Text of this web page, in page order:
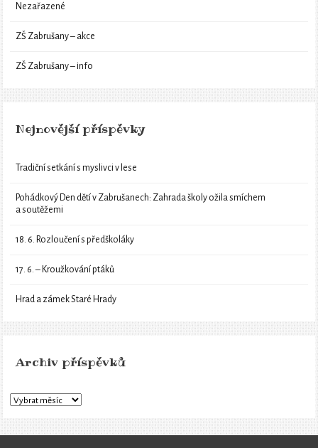
Nezařazené
ZŠ Zabrušany – akce
ZŠ Zabrušany – info
Nejnovější příspěvky
Tradiční setkání s myslivci v lese
Pohádkový Den dětí v Zabrušanech: Zahrada školy ožila smíchem
a soutěžemi
18. 6. Rozloučení s předškoláky
17. 6. – Kroužkování ptáků
Hrad a zámek Staré Hrady
Archiv příspěvků